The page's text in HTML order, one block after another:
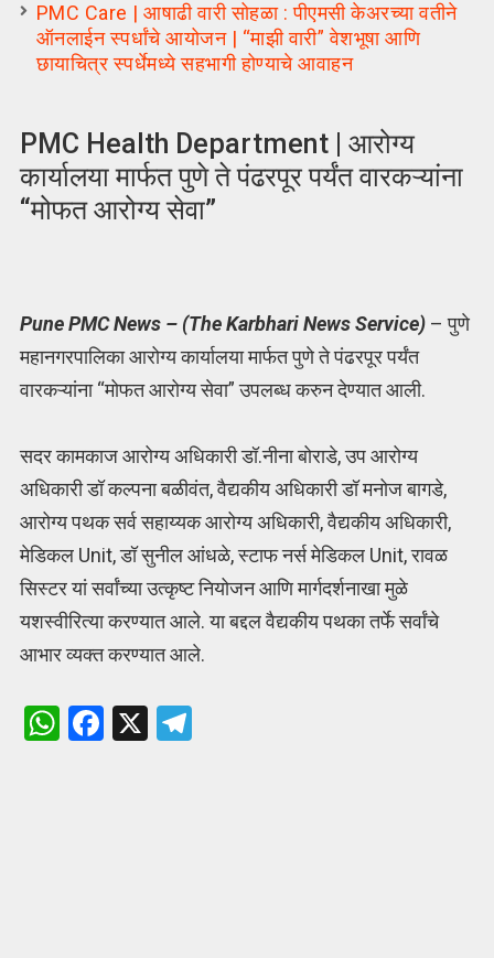
PMC Care | आषाढी वारी सोहळा : पीएमसी केअरच्या वतीने
ऑनलाईन स्पर्धांचे आयोजन | “माझी वारी” वेशभूषा आणि
छायाचित्र स्पर्धेमध्ये सहभागी होण्याचे आवाहन
PMC Health Department | आरोग्य
कार्यालया मार्फत पुणे ते पंढरपूर पर्यंत वारकऱ्यांना
“मोफत आरोग्य सेवा”
Pune PMC News – (The Karbhari News Service) – पुणे
महानगरपालिका आरोग्य कार्यालया मार्फत पुणे ते पंढरपूर पर्यंत
वारकऱ्यांना “मोफत आरोग्य सेवा” उपलब्ध करुन देण्यात आली.
सदर कामकाज आरोग्य अधिकारी डॉ.नीना बोराडे, उप आरोग्य
अधिकारी डॉ कल्पना बळीवंत, वैद्यकीय अधिकारी डॉ मनोज बागडे,
आरोग्य पथक सर्व सहाय्यक आरोग्य अधिकारी, वैद्यकीय अधिकारी,
मेडिकल Unit, डॉ सुनील आंधळे, स्टाफ नर्स मेडिकल Unit, रावळ
सिस्टर यां सर्वांच्या उत्कृष्ट नियोजन आणि मार्गदर्शनाखा मुळे
यशस्वीरित्या करण्यात आले. या बद्दल वैद्यकीय पथका तर्फे सर्वांचे
आभार व्यक्त करण्यात आले.
W F X T